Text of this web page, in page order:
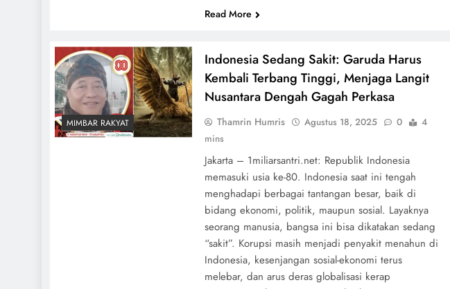
Read More
MIMBAR RAKYAT
Indonesia Sedang Sakit: Garuda Harus
Kembali Terbang Tinggi, Menjaga Langit
Nusantara Dengah Gagah Perkasa
Thamrin Humris Agustus 18, 2025 0
4
mins
Jakarta – 1miliarsantri.net: Republik Indonesia
memasuki usia ke-80. Indonesia saat ini tengah
menghadapi berbagai tantangan besar, baik di
bidang ekonomi, politik, maupun sosial. Layaknya
seorang manusia, bangsa ini bisa dikatakan sedang
“sakit”. Korupsi masih menjadi penyakit menahun di
Indonesia, kesenjangan sosial-ekonomi terus
melebar, dan arus deras globalisasi kerap